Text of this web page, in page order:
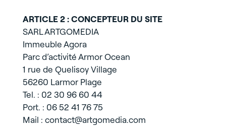
ARTICLE 2 : CONCEPTEUR DU SITE
SARL ARTGOMEDIA
Immeuble Agora
Parc d’activité Armor Ocean
1 rue de Quelisoy Village
56260 Larmor Plage
Tel. : 02 30 96 60 44
Port. : 06 52 41 76 75
Mail : contact@artgomedia.com